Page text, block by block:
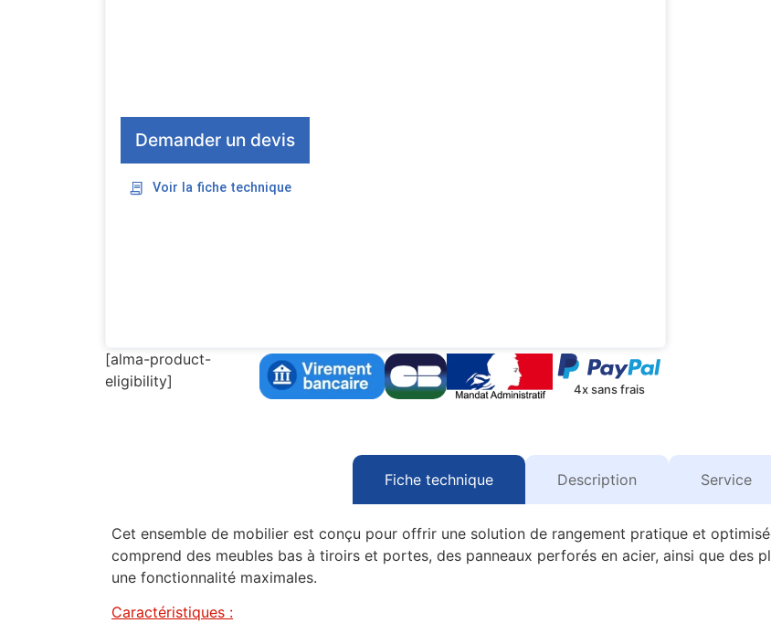
Demander un devis
Voir la fiche technique
[alma-product-
eligibility]
4x sans frais
Fiche technique Description Service
Cet ensemble de mobilier est conçu pour offrir une solution de rangement pratique et
comprend des meubles bas à tiroirs et portes, des panneaux perforés en acier, ainsi que des
une fonctionnalité maximales.
Caractéristiques :